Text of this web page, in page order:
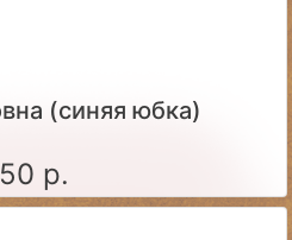
(синяя юбка)
р.